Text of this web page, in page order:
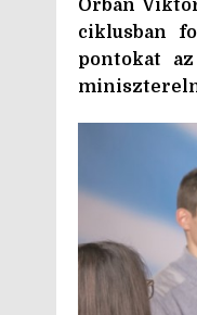
Orbán
ciklusban
pontokat